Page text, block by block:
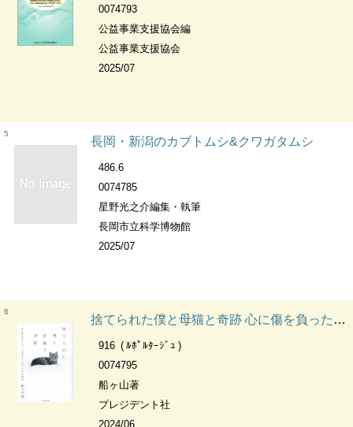
0074793
公益事業支援協会編
公益事業支援協会
2025/07
5
長岡・新潟のカブトムシ&クワガタムシ
486.6
0074785
星野光之介編集・執筆
長岡市立科学博物館
2025/07
6
捨てられた僕と母猫と奇跡 心に傷を負った二人が新たに見つけた居場所
916
ﾙﾎﾟﾙﾀｰｼﾞｭ
0074795
船ヶ山著
プレジデント社
2024/06